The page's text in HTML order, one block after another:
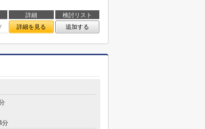
詳細
検討リスト
詳細を見る 追加する
分